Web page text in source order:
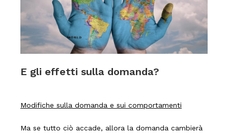
E gli effetti sulla domanda?
Modifiche sulla domanda e sui comportamenti
Ma se tutto ciò accade, allora la domanda cambierà